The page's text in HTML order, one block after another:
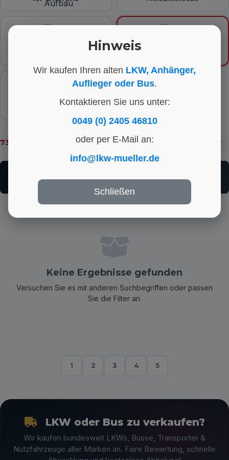
Hinweis
Wir kaufen Ihren alten LKW, Anhänger,
Auflieger oder Bus.
Kontaktieren Sie uns unter:
0049 (0) 2405 46810
oder per E-Mail an:
info@lkw-mueller.de
Schließen
SONSTIGES
73 Ergebnisse gefunden Motor
angeben, auch mit Leerzeichen.
Keine Ergebnisse gefunden
Versuchen Sie es mit anderen Suchbegriffen oder passen
Sie die Filter an.
1 2 3 4 5
LKW oder Bus zu verkaufen?
Wir kaufen bundesweit LKWs, Busse, Transporter &
Nutzfahrzeuge aller Marken an. Faire Bewertung, schnelle